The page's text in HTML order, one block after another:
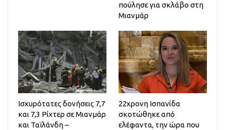
πούλησε για σκλάβο στη
Μιανμάρ
Ισχυρότατες δονήσεις 7,7
και 7,3 Ρίχτερ σε Μιανμάρ
και Ταϊλάνδη –
22χρονη Ισπανίδα
σκοτώθηκε από
ελέφαντα, την ώρα που